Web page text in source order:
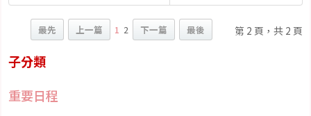
第 2 頁，共 2 頁
最先 上一篇 1 2 下一篇 最後
子分類
重要日程